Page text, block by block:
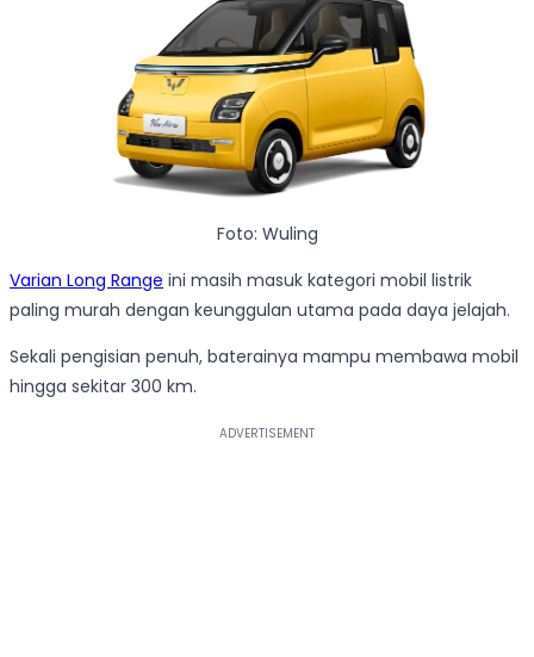
Foto: Wuling
Varian Long Range ini masih masuk kategori mobil listrik
paling murah dengan keunggulan utama pada daya jelajah.
Sekali pengisian penuh, baterainya mampu membawa mobil
hingga sekitar 300 km.